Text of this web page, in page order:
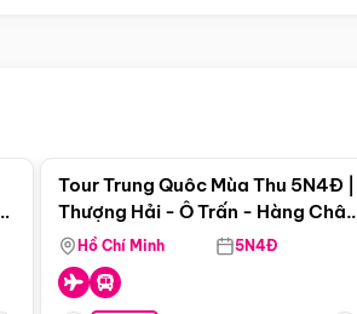
Tour Trung Quôc Mùa Thu 5N4Đ |
Thượng Hải - Ô Trấn - Hàng Châu
(Tour Không Shopping)
Hồ Chí Minh 5N4Đ